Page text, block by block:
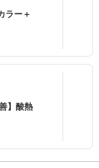
ラー＋
】酸熱